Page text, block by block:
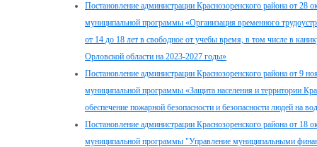
Постановление администрации Краснозоренского района от
муниципальной программы «Организация временного
от 14 до 18 лет в свободное от учебы время, в том числе в
Орловской области на 2023-2027 годы»
Постановление администрации Краснозоренского района от 9
муниципальной программы «Защита населения и территории
обеспечение пожарной безопасности и безопасности людей на
Постановление администрации Краснозоренского района от
муниципальной программы "Управление муниципальными